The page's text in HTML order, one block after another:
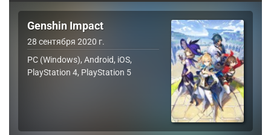
Genshin Impact
28 сентября 2020 г.
PC (Windows), Android, iOS,
PlayStation 4, PlayStation 5